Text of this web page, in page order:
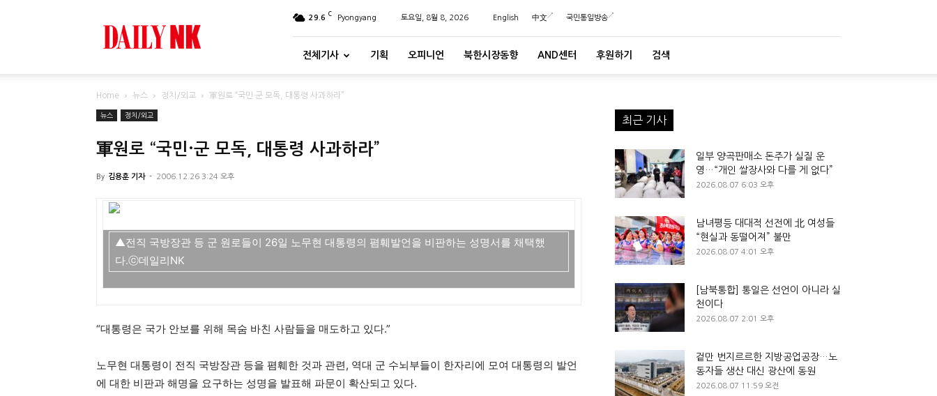
29.6 C Pyongyang 토요일, 8월 8, 2026 English 中文 국민통일방송
전체기사 기획 오피니언 북한시장동향 AND센터 후원하기 검색
Home 뉴스 정치/외교 軍원로 “국민·군 모독, 대통령 사과하라”
뉴스 정치/외교
軍원로 “국민·군 모독, 대통령 사과하라”
By 김용훈 기자 - 2006.12.26 3:24 오후
▲전직 국방장관 등 군 원로들이 26일 노무현 대통령의 폄훼발언을 비판하는 성명서를 채택했
다.ⓒ데일리NK
“대통령은 국가 안보를 위해 목숨 바친 사람들을 매도하고 있다.”
노무현 대통령이 전직 국방장관 등을 폄훼한 것과 관련, 역대 군 수뇌부들이 한자리에 모여 대통령의 발언
에 대한 비판과 해명을 요구하는 성명을 발표해 파문이 확산되고 있다.
최근 기사
일부 양곡판매소 돈주가 실질 운
영…“개인 쌀장사와 다를 게 없다”
2026.08.07 6:03 오후
남녀평등 대대적 선전에 北 여성들
“현실과 동떨어져” 불만
2026.08.07 4:01 오후
[남북통합] 통일은 선언이 아니라 실
천이다
2026.08.07 2:01 오후
겉만 번지르르한 지방공업공장…노
동자들 생산 대신 광산에 동원
2026.08.07 11:59 오전